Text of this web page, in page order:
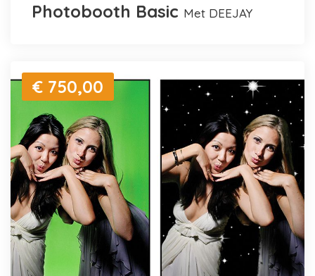
Photobooth Basic met DEEJAY
€ 750,00